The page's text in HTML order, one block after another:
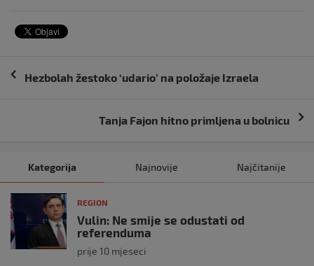
Navigacija
Hezbolah žestoko ‘udario’ na položaje Izraela
Tanja Fajon hitno primljena u bolnicu
Kategorija Najnovije Najčitanije
REGION
Vulin: Ne smije se odustati od
referenduma
prije 10 mjeseci